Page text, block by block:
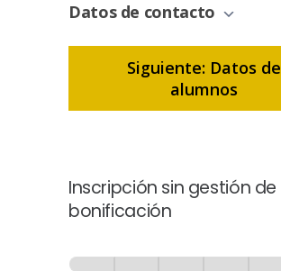
Datos de contacto
Siguiente: Datos de
alumnos
Inscripción sin gestión de
bonificación